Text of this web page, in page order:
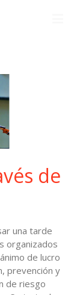
de
una tarde
organizados
de lucro
prevención y
de riesgo